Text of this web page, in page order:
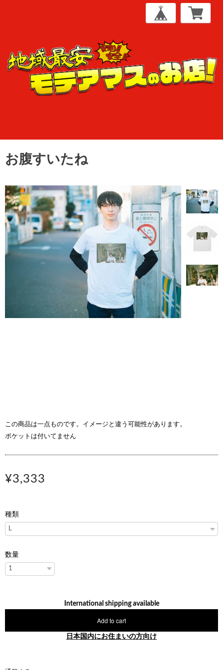
お腹すいたね
この商品は一点ものです。イメージと違う可能性があります。
ポケットは付いてません
¥3,333
種類
数量
International shipping available
Add to cart
日本国内にお住まいの方向け